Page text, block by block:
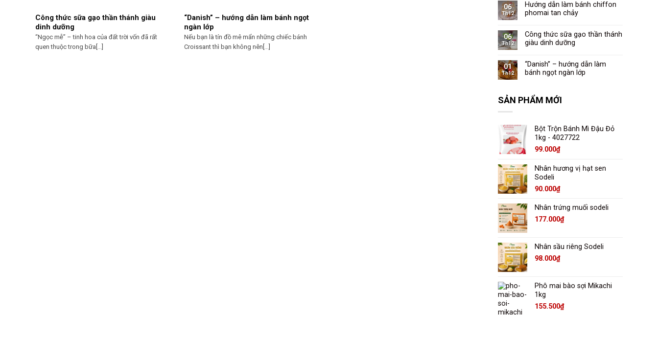
Công thức sữa gạo thần thánh giàu
dinh dưỡng
“Ngọc mễ” – tinh hoa của đất trời vốn đã rất
quen thuộc trong bữa[...]
“Danish” – hướng dẫn làm bánh ngọt
ngàn lớp
Nếu bạn là tín đồ mê mẩn những chiếc bánh
Croissant thì bạn không nên[...]
06
Th12
Hướng dẫn làm bánh chiffon
phomai tan chảy
06
Th12
Công thức sữa gạo thần thánh
giàu dinh dưỡng
01
Th12
“Danish” – hướng dẫn làm
bánh ngọt ngàn lớp
SẢN PHẨM MỚI
Bột Trộn Bánh Mì Đậu Đỏ
1kg - 4027722
99.000₫
Nhân hương vị hạt sen
Sodeli
90.000₫
Nhân trứng muối sodeli
177.000₫
Nhân sầu riêng Sodeli
98.000₫
Phô mai bào sợi Mikachi
1kg
155.500₫